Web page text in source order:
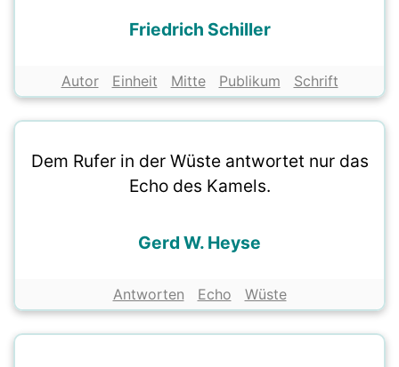
Friedrich Schiller
Autor Einheit Mitte Publikum Schrift
Dem Rufer in der Wüste antwortet nur das
Echo des Kamels.
Gerd W. Heyse
Antworten Echo Wüste